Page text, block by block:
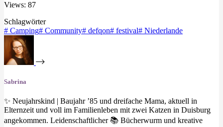
Views: 87
Schlagwörter
# Camping# Community# defqon# festival# Niederlande
Sabrina
✨ Neujahrskind | Baujahr ’85 und dreifache Mama, aktuell in
Elternzeit und voll im Familienleben mit zwei Katzen in Duisburg
angekommen. Leidenschaftlicher 📚 Bücherwurm und kreative